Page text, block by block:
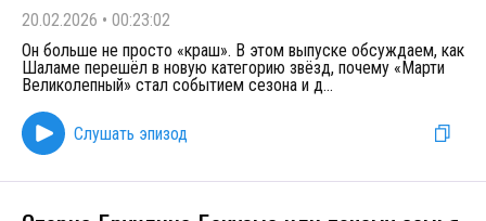
20.02.2026 • 00:23:02
Он больше не просто «краш». В этом выпуске обсуждаем, как
Шаламе перешёл в новую категорию звёзд, почему «Марти
Великолепный» стал событием сезона и д...
Слушать эпизод